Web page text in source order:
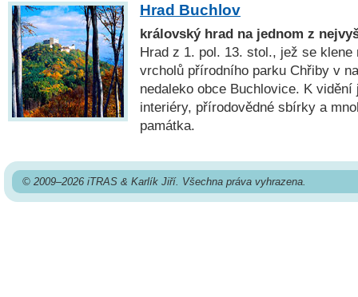
Hrad Buchlov
královský hrad na jednom z
Hrad z 1. pol. 13. stol., jež se
vrcholů přírodního parku Chřiby v
nedaleko obce Buchlovice. K
interiéry, přírodovědné sbírky a
památka.
© 2009–2026 iTRAS & Karlík Jiří. Všechna práva vyhrazena.